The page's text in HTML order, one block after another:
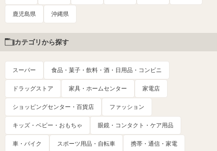
鹿児島県 沖縄県
カテゴリから探す
スーパー 食品・菓子・飲料・酒・日用品・コンビニ
ドラッグストア 家具・ホームセンター 家電店
ショッピングセンター・百貨店 ファッション
キッズ・ベビー・おもちゃ 眼鏡・コンタクト・ケア用品
車・バイク スポーツ用品・自転車 携帯・通信・家電